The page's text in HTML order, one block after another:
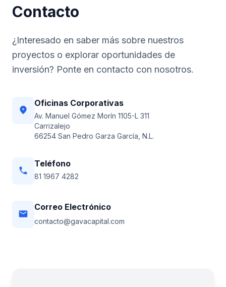
Contacto
¿Interesado en saber más sobre nuestros
proyectos o explorar oportunidades de
inversión? Ponte en contacto con nosotros.
location_on
Oficinas Corporativas
Av. Manuel Gómez Morín 1105-L 311
Carrizalejo
66254 San Pedro Garza García, N.L.
phone
Teléfono
81 1967 4282
email
Correo Electrónico
contacto@gavacapital.com